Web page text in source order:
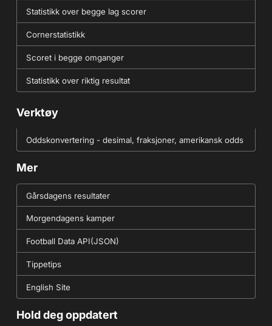
Statistikk over begge lag scorer
Cornerstatistikk
Scoret i begge omganger
Statistikk over riktig resultat
Verktøy
Oddskonvertering - desimal, fraksjoner, amerikansk odds
Mer
Gårsdagens resultater
Morgendagens kamper
Football Data API(JSON)
Tippetips
English Site
Hold deg oppdatert